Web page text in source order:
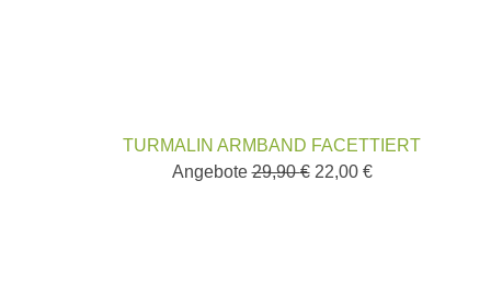
TURMALIN ARMBAND FACETTIERT
Angebote29,90€ 22,00 €